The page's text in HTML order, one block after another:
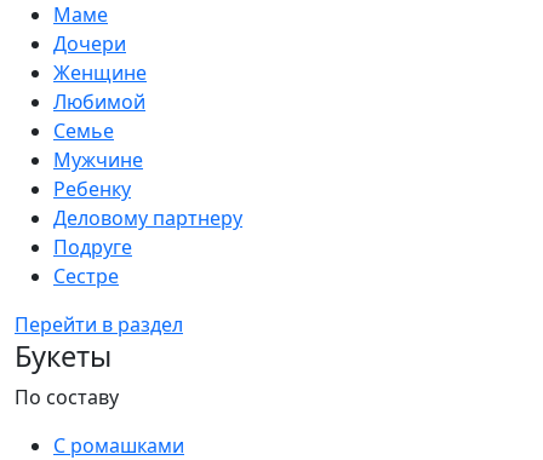
Маме
Дочери
Женщине
Любимой
Семье
Мужчине
Ребенку
Деловому партнеру
Подруге
Сестре
Перейти в раздел
Букеты
По составу
С ромашками